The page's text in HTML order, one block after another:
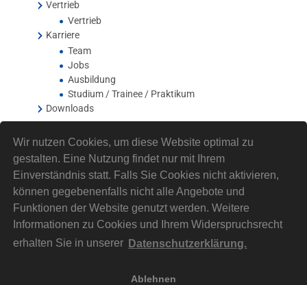
Wir nutzen Cookies, um diese Website optimal zu
gestalten. Eine Nutzung findet nur mit Ihrem
Einverständnis statt. Falls Sie Cookies nicht aktivieren,
können gegebenenfalls nicht alle Angebote und
Funktionen der Website genutzt werden. Weitere
Informationen zu Cookies und Ihrem Widerspruchsrecht
erhalten Sie in unserer Datenschutzerklärung.
Ablehnen
Vertrieb
Vertrieb
Karriere
Team
Jobs
Ausbildung
Studium / Trainee / Praktikum
Downloads